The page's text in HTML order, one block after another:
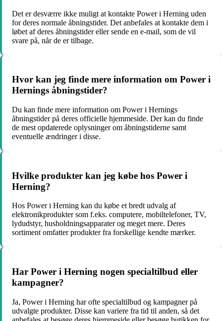
Det er desværre ikke muligt at kontakte Power i Herning uden
for deres normale åbningstider. Det anbefales at kontakte dem i
løbet af deres åbningstider eller sende en e-mail, som de vil
svare på, når de er tilbage.
Hvor kan jeg finde mere information om Power i
Hernings åbningstider?
Du kan finde mere information om Power i Hernings
åbningstider på deres officielle hjemmeside. Der kan du finde
de mest opdaterede oplysninger om åbningstiderne samt
eventuelle ændringer i disse.
Hvilke produkter kan jeg købe hos Power i
Herning?
Hos Power i Herning kan du købe et bredt udvalg af
elektronikprodukter som f.eks. computere, mobiltelefoner, TV,
lydudstyr, husholdningsapparater og meget mere. Deres
sortiment omfatter produkter fra forskellige kendte mærker.
Har Power i Herning nogen specialtilbud eller
kampagner?
Ja, Power i Herning har ofte specialtilbud og kampagner på
udvalgte produkter. Disse kan variere fra tid til anden, så det